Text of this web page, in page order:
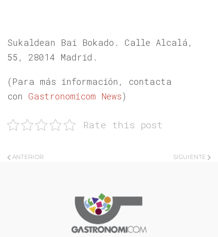
Sukaldean Bai Bokado. Calle Alcalá,
55, 28014 Madrid.
(Para más información, contacta
con Gastronomicom News)
Rate this post
ANTERIOR SIGUIENTE